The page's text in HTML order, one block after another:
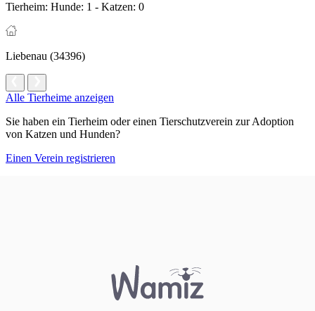
Tierheim: Hunde: 1 - Katzen: 0
Liebenau (34396)
Alle Tierheime anzeigen
Sie haben ein Tierheim oder einen Tierschutzverein zur Adoption
von Katzen und Hunden?
Einen Verein registrieren